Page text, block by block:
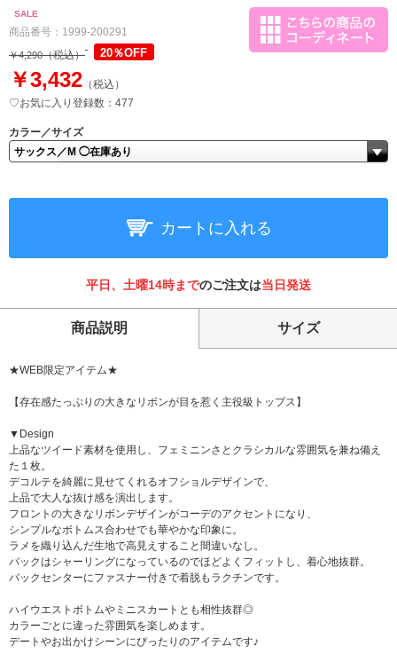
SALE
商品番号： 1999-200291
￥4,290（税込） 20％OFF
￥3,432 （税込）
♡お気に入り登録数：477
カラー／サイズ
カートに入れる
平日、土曜14時までのご注文は当日発送
商品説明 サイズ
★WEB限定アイテム★
【存在感たっぷりの大きなリボンが目を惹く主役級トップス】
▼Design
上品なツイード素材を使用し、フェミニンさとクラシカルな雰囲気を兼ね備え
た１枚。
デコルテを綺麗に見せてくれるオフショルデザインで、
上品で大人な抜け感を演出します。
フロントの大きなリボンデザインがコーデのアクセントになり、
シンプルなボトムス合わせでも華やかな印象に。
ラメを織り込んだ生地で高見えすること間違いなし。
バックはシャーリングになっているのでほどよくフィットし、着心地抜群。
バックセンターにファスナー付きで着脱もラクチンです。
ハイウエストボトムやミニスカートとも相性抜群◎
カラーごとに違った雰囲気を楽しめます。
デートやお出かけシーンにぴったりのアイテムです♪